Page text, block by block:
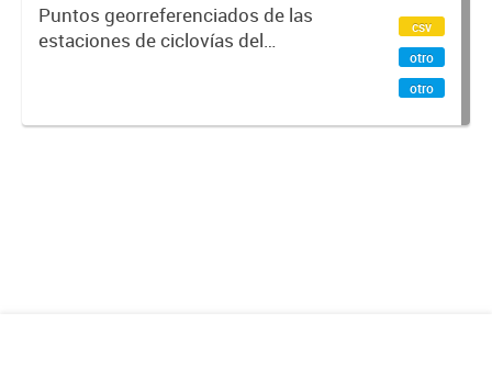
Puntos georreferenciados de las
estaciones de ciclovías del
csv
otro
otro